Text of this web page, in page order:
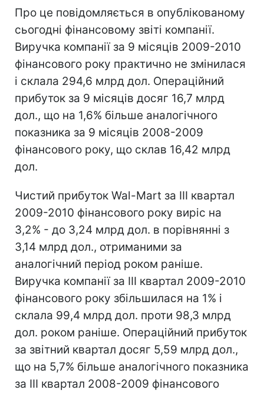
Про це повідомляється в опублікованому
сьогодні фінансовому звіті компанії.
Виручка компанії за 9 місяців 2009-2010
фінансового року практично не змінилася
і склала 294,6 млрд дол. Операційний
прибуток за 9 місяців досяг 16,7 млрд
дол., що на 1,6% більше аналогічного
показника за 9 місяців 2008-2009
фінансового року, що склав 16,42 млрд
дол.
Чистий прибуток Wal-Mart за III квартал
2009-2010 фінансового року виріс на
3,2% - до 3,24 млрд дол. в порівнянні з
3,14 млрд дол., отриманими за
аналогічний період роком раніше.
Виручка компанії за III квартал 2009-2010
фінансового року збільшилася на 1% і
склала 99,4 млрд дол. проти 98,3 млрд
дол. роком раніше. Операційний прибуток
за звітний квартал досяг 5,59 млрд дол.,
що на 5,7% більше аналогічного показника
за III квартал 2008-2009 фінансового